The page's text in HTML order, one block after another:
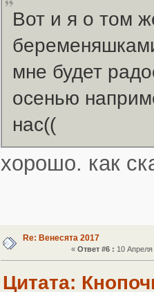
Вот и я о том
мне будет
осенью
нас((
хорошо. как
Re: Венесята 2017
«Ответ #6 : 10
Цитата: